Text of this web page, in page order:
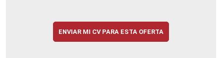
ENVIAR MI CV PARA ESTA OFERTA